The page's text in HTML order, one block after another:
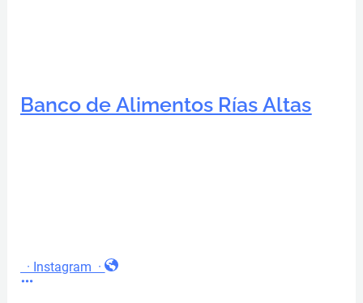
Banco de Alimentos Rías Altas
· Instagram ·